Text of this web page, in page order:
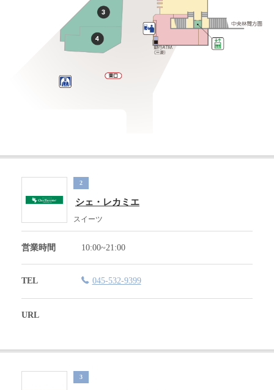
2
シェ・レカミエ
スイーツ
営業時間 10:00~21:00
TEL 045-532-9399
URL
3